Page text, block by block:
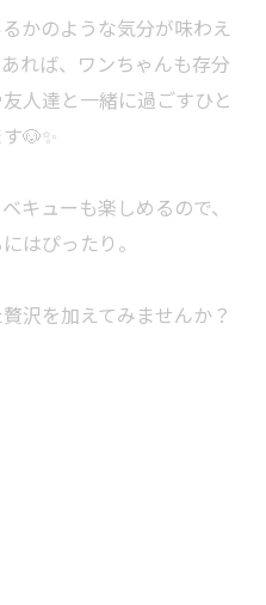
かのような気分が味わえ
れば、ワンちゃんも存分
人達と一緒に過ごすひと
🐶✨
キューも楽しめるので、
はぴったり。
沢を加えてみませんか？